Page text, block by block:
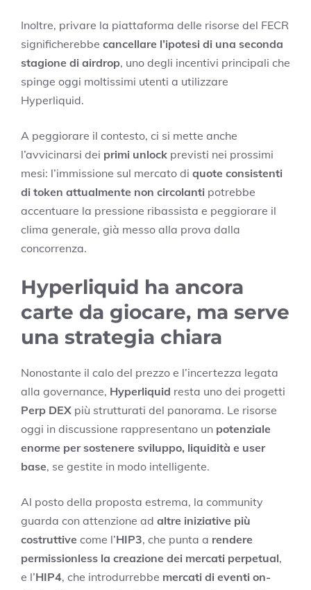
Inoltre, privare la piattaforma delle risorse del FECR
significherebbe cancellare l’ipotesi di una seconda
stagione di airdrop, uno degli incentivi principali che
spinge oggi moltissimi utenti a utilizzare
Hyperliquid.
A peggiorare il contesto, ci si mette anche
l’avvicinarsi dei primi unlock previsti nei prossimi
mesi: l’immissione sul mercato di quote consistenti
di token attualmente non circolanti potrebbe
accentuare la pressione ribassista e peggiorare il
clima generale, già messo alla prova dalla
concorrenza.
Hyperliquid ha ancora
carte da giocare, ma serve
una strategia chiara
Nonostante il calo del prezzo e l’incertezza legata
alla governance, Hyperliquid resta uno dei progetti
Perp DEX più strutturati del panorama. Le risorse
oggi in discussione rappresentano un potenziale
enorme per sostenere sviluppo, liquidità e user
base, se gestite in modo intelligente.
Al posto della proposta estrema, la community
guarda con attenzione ad altre iniziative più
costruttive come l’HIP3, che punta a rendere
permissionless la creazione dei mercati perpetual,
e l’HIP4, che introdurrebbe mercati di eventi on-